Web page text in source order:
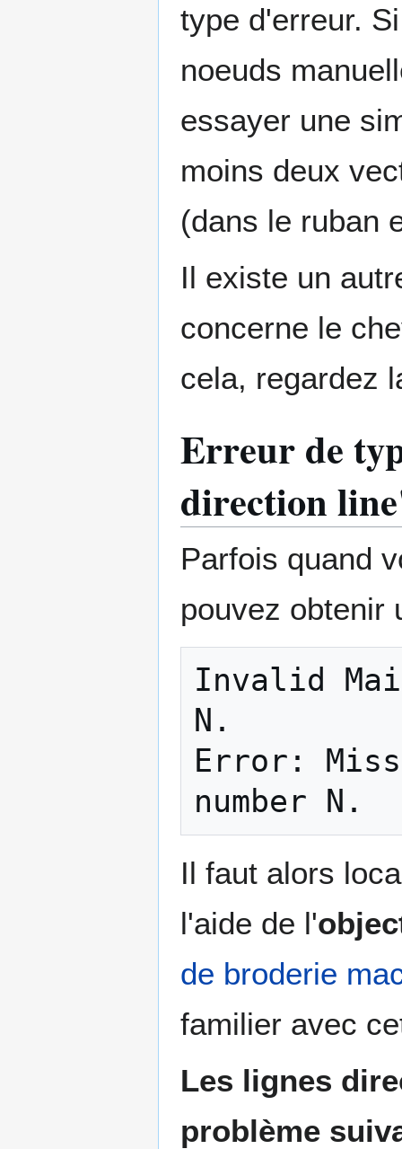
type d'erreur.
noeuds
essayer une
moins deux
(dans le ruban
Il existe un
concerne le
cela, regardez
Erreur de
direction
Parfois quand
pouvez obtenir
Invalid
N.
Error:
Il faut alors
l'aide de l'
de broderie
familier avec
Les lignes
problème